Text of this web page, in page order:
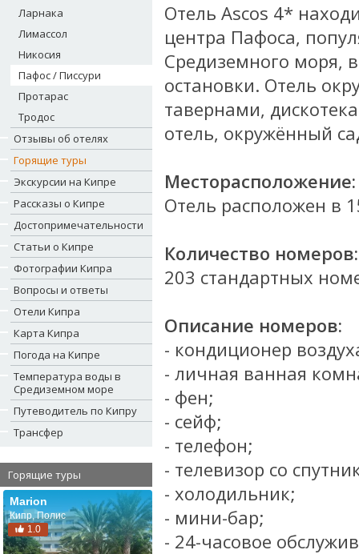
Ларнака
Лимассол
Никосия
Пафос / Писсури
Протарас
Тродос
Отзывы об отелях
Горящие туры
Экскурсии на Кипре
Рассказы о Кипре
Достопримечательности
Статьи о Кипре
Фотографии Кипра
Вопросы и ответы
Отели Кипра
Карта Кипра
Погода на Кипре
Температура воды в
Средиземном море
Путеводитель по Кипру
Трансфер
Горящие туры
Marion
Кипр, Полис
1.0
Отель Ascos 4*
центра Пафоса,
Средиземного моря,
остановки. Отель
тавернами,
отель, окружённый
Месторасположение:
Отель расположен в
Количество номеров:
203 стандартных
Описание номеров:
- кондиционер
- личная ванная
- фен;
- сейф;
- телефон;
- телевизор со
- холодильник;
- мини-бар;
- 24-часовое